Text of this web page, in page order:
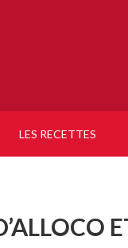
LES RECETTES